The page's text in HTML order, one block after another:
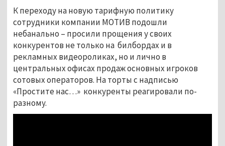
К переходу на новую тарифную политику
сотрудники компании МОТИВ подошли
небанально – просили прощения у своих
конкурентов не только на билбордах и в
рекламных видеороликах, но и лично в
центральных офисах продаж основных игроков
сотовых операторов. На торты с надписью
«Простите нас…» конкуренты реагировали по-
разному.